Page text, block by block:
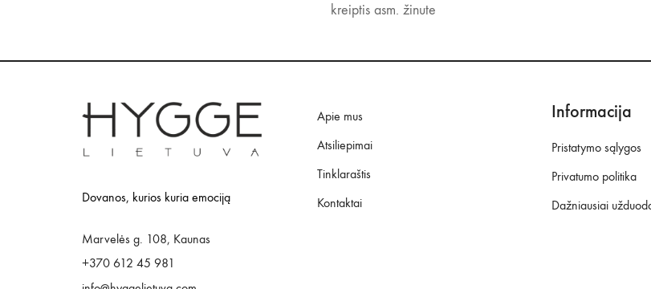
kreiptis asm. žinute
Dovanos, kurios kuria emociją
Marvelės g. 108, Kaunas
+370 612 45 981
Apie mus
Atsiliepimai
Tinklaraštis
Kontaktai
Informacija
Pristatymo sąlygos
Privatumo politika
Dažniausiai